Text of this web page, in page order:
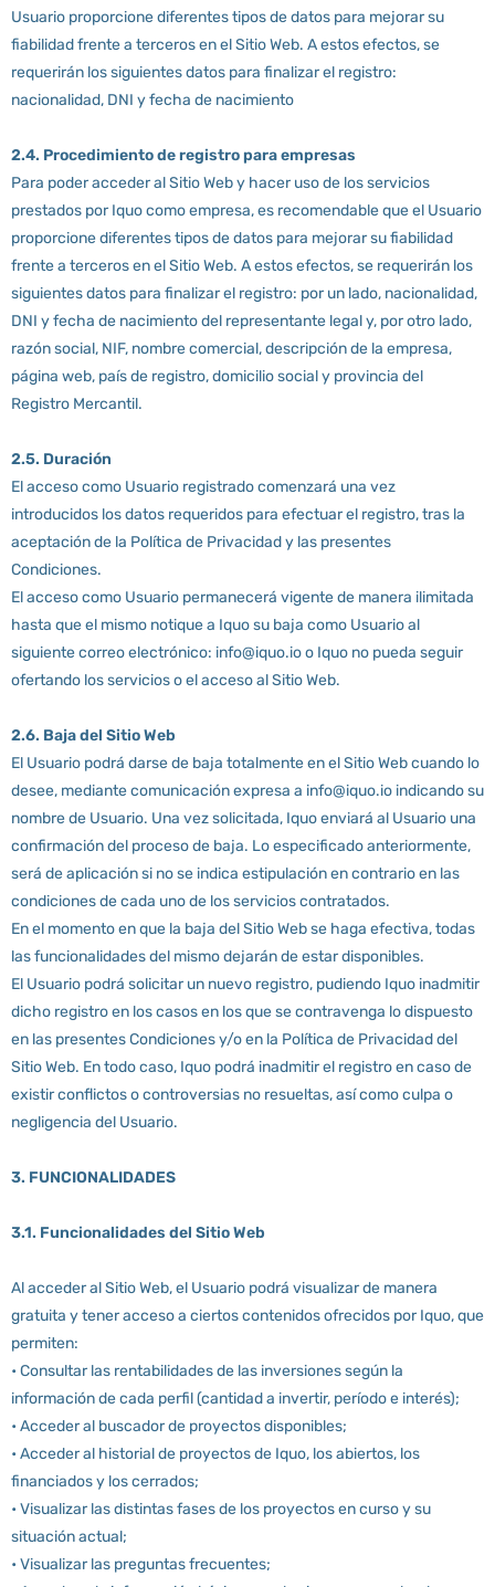
Usuario proporcione diferentes tipos de datos para mejorar su
fiabilidad frente a terceros en el Sitio Web. A estos efectos, se
requerirán los siguientes datos para finalizar el registro:
nacionalidad, DNI y fecha de nacimiento
2.4. Procedimiento de registro para empresas
Para poder acceder al Sitio Web y hacer uso de los servicios
prestados por Iquo como empresa, es recomendable que el Usuario
proporcione diferentes tipos de datos para mejorar su fiabilidad
frente a terceros en el Sitio Web. A estos efectos, se requerirán los
siguientes datos para finalizar el registro: por un lado, nacionalidad,
DNI y fecha de nacimiento del representante legal y, por otro lado,
razón social, NIF, nombre comercial, descripción de la empresa,
página web, país de registro, domicilio social y provincia del
Registro Mercantil.
2.5. Duración
El acceso como Usuario registrado comenzará una vez
introducidos los datos requeridos para efectuar el registro, tras la
aceptación de la Política de Privacidad y las presentes
Condiciones.
El acceso como Usuario permanecerá vigente de manera ilimitada
hasta que el mismo notique a Iquo su baja como Usuario al
siguiente correo electrónico: info@iquo.io o Iquo no pueda seguir
ofertando los servicios o el acceso al Sitio Web.
2.6. Baja del Sitio Web
El Usuario podrá darse de baja totalmente en el Sitio Web cuando lo
desee, mediante comunicación expresa a info@iquo.io indicando su
nombre de Usuario. Una vez solicitada, Iquo enviará al Usuario una
confirmación del proceso de baja. Lo especificado anteriormente,
será de aplicación si no se indica estipulación en contrario en las
condiciones de cada uno de los servicios contratados.
En el momento en que la baja del Sitio Web se haga efectiva, todas
las funcionalidades del mismo dejarán de estar disponibles.
El Usuario podrá solicitar un nuevo registro, pudiendo Iquo inadmitir
dicho registro en los casos en los que se contravenga lo dispuesto
en las presentes Condiciones y/o en la Política de Privacidad del
Sitio Web. En todo caso, Iquo podrá inadmitir el registro en caso de
existir conflictos o controversias no resueltas, así como culpa o
negligencia del Usuario.
3. FUNCIONALIDADES
3.1. Funcionalidades del Sitio Web
Al acceder al Sitio Web, el Usuario podrá visualizar de manera
gratuita y tener acceso a ciertos contenidos ofrecidos por Iquo, que
permiten:
• Consultar las rentabilidades de las inversiones según la
información de cada perfil (cantidad a invertir, período e interés);
• Acceder al buscador de proyectos disponibles;
• Acceder al historial de proyectos de Iquo, los abiertos, los
financiados y los cerrados;
• Visualizar las distintas fases de los proyectos en curso y su
situación actual;
• Visualizar las preguntas frecuentes;